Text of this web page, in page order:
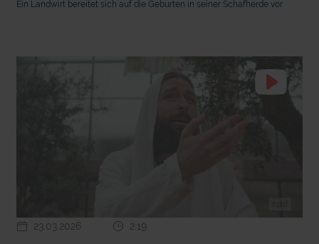
Ein Landwirt bereitet sich auf die Geburten in seiner Schafherde vor
23.03.2026 2:19